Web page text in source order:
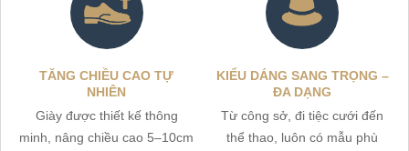
TĂNG CHIỀU CAO TỰ
NHIÊN
Giày được thiết kế thông
minh, nâng chiều cao 5–10cm
KIỂU DÁNG SANG TRỌNG –
ĐA DẠNG
Từ công sở, đi tiệc cưới đến
thể thao, luôn có mẫu phù